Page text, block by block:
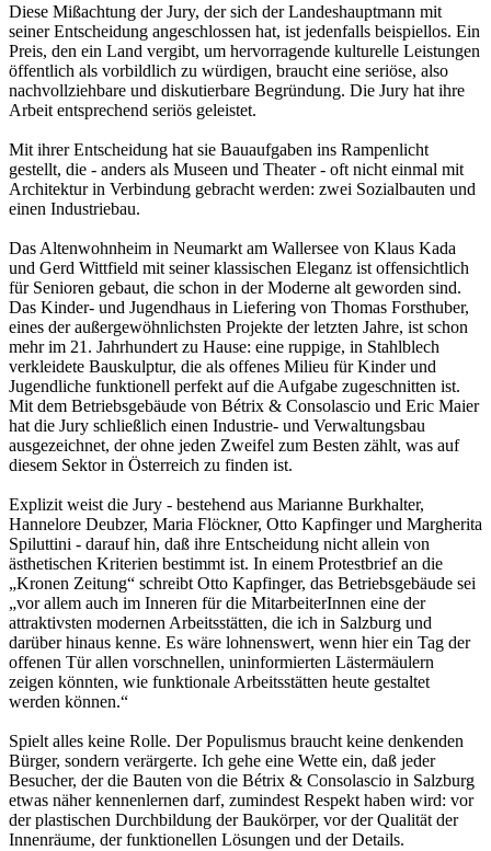
Diese Mißachtung der Jury, der sich der Landeshauptmann mit
seiner Entscheidung angeschlossen hat, ist jedenfalls beispiellos. Ein
Preis, den ein Land vergibt, um hervorragende kulturelle Leistungen
öffentlich als vorbildlich zu würdigen, braucht eine seriöse, also
nachvollziehbare und diskutierbare Begründung. Die Jury hat ihre
Arbeit entsprechend seriös geleistet.
Mit ihrer Entscheidung hat sie Bauaufgaben ins Rampenlicht
gestellt, die - anders als Museen und Theater - oft nicht einmal mit
Architektur in Verbindung gebracht werden: zwei Sozialbauten und
einen Industriebau.
Das Altenwohnheim in Neumarkt am Wallersee von Klaus Kada
und Gerd Wittfield mit seiner klassischen Eleganz ist offensichtlich
für Senioren gebaut, die schon in der Moderne alt geworden sind.
Das Kinder- und Jugendhaus in Liefering von Thomas Forsthuber,
eines der außergewöhnlichsten Projekte der letzten Jahre, ist schon
mehr im 21. Jahrhundert zu Hause: eine ruppige, in Stahlblech
verkleidete Bauskulptur, die als offenes Milieu für Kinder und
Jugendliche funktionell perfekt auf die Aufgabe zugeschnitten ist.
Mit dem Betriebsgebäude von Bétrix & Consolascio und Eric Maier
hat die Jury schließlich einen Industrie- und Verwaltungsbau
ausgezeichnet, der ohne jeden Zweifel zum Besten zählt, was auf
diesem Sektor in Österreich zu finden ist.
Explizit weist die Jury - bestehend aus Marianne Burkhalter,
Hannelore Deubzer, Maria Flöckner, Otto Kapfinger und Margherita
Spiluttini - darauf hin, daß ihre Entscheidung nicht allein von
ästhetischen Kriterien bestimmt ist. In einem Protestbrief an die
„Kronen Zeitung“ schreibt Otto Kapfinger, das Betriebsgebäude sei
„vor allem auch im Inneren für die MitarbeiterInnen eine der
attraktivsten modernen Arbeitsstätten, die ich in Salzburg und
darüber hinaus kenne. Es wäre lohnenswert, wenn hier ein Tag der
offenen Tür allen vorschnellen, uninformierten Lästermäulern
zeigen könnten, wie funktionale Arbeitsstätten heute gestaltet
werden können.“
Spielt alles keine Rolle. Der Populismus braucht keine denkenden
Bürger, sondern verärgerte. Ich gehe eine Wette ein, daß jeder
Besucher, der die Bauten von die Bétrix & Consolascio in Salzburg
etwas näher kennenlernen darf, zumindest Respekt haben wird: vor
der plastischen Durchbildung der Baukörper, vor der Qualität der
Innenräume, der funktionellen Lösungen und der Details.